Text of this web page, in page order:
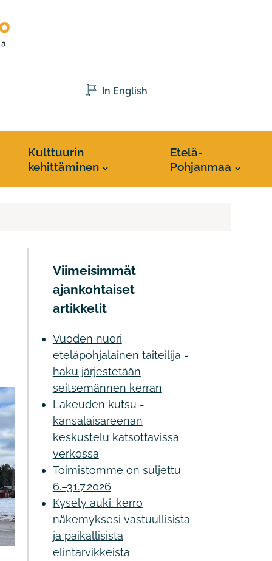
In English
Kulttuurin
kehittäminen
Etelä-
Pohjanmaa
Viimeisimmät
ajankohtaiset
artikkelit
Vuoden nuori
eteläpohjalainen taiteilija -
haku järjestetään
seitsemännen kerran
Lakeuden kutsu -
kansalaisareenan
keskustelu katsottavissa
verkossa
Toimistomme on suljettu
6.–31.7.2026
Kysely auki: kerro
näkemyksesi vastuullisista
ja paikallisista
elintarvikkeista